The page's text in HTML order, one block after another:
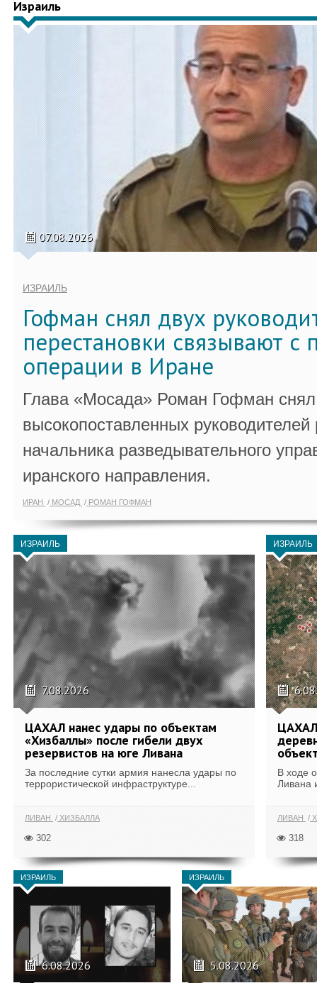
Израиль
07.08.2026
ИЗРАИЛЬ
Гофман снял двух
перестановки связывают с
операции в Иране
Глава «Мосада» Роман Гофман снял
высокопоставленных
начальника разведывательного
иранского направления.
ИРАН МОСАД РОМАН ГОФМАН
ИЗРАИЛЬ
7.08.2026
ЦАХАЛ нанес удары по объектам
«Хизбаллы» после гибели двух
резервистов на юге Ливана
За последние сутки армия нанесла удары по
террористической инфраструктуре...
ЛИВАН ХИЗБАЛЛА
302
ИЗРАИЛЬ
В ходе
Ливана
ЛИВАН
318
ИЗРАИЛЬ
6.08.2026
ИЗРАИЛЬ
5.08.2026